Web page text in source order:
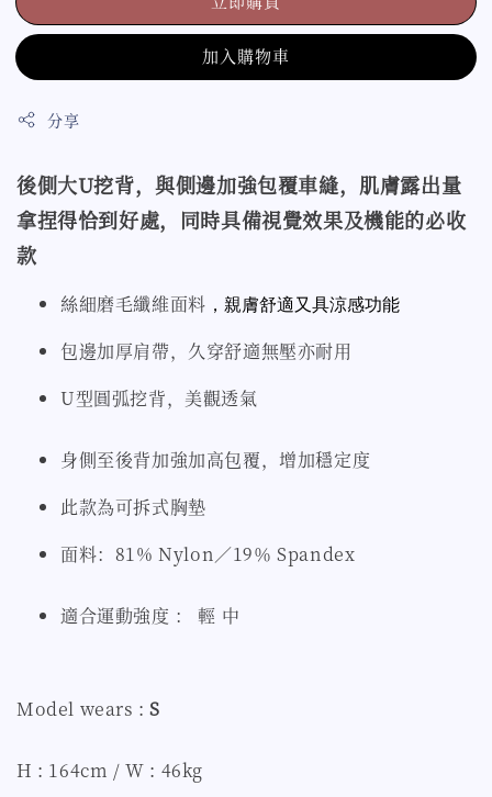
加入購物車
分享
後側大U挖背，與側邊加強包覆車縫，肌膚露出量
拿捏得恰到好處，同時具備視覺效果及機能的必收
款
絲細磨毛纖維面料 ，親膚舒適又具涼感功能
包邊加厚肩帶，久穿舒適無壓亦耐用
U型圓弧挖背，美觀透氣
身側至後背加強加高包覆，增加穩定度
此款為可拆式胸墊
面料：81% Nylon／19％ Spandex
適合運動強度 ： 輕 中
Model wears :S
H : 164cm / W : 46kg